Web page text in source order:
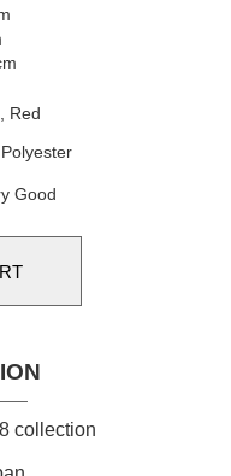
Red
Good
collection